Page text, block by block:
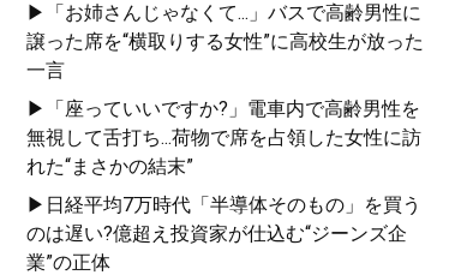
▶「お姉さんじゃなくて...」バスで高齢男性に
譲った席を“横取りする女性”に高校生が放った
一言
▶「座っていいですか?」電車内で高齢男性を
無視して舌打ち...荷物で席を占領した女性に訪
れた“まさかの結末”
▶日経平均7万時代「半導体そのもの」を買う
のは遅い?億超え投資家が仕込む“ジーンズ企
業”の正体